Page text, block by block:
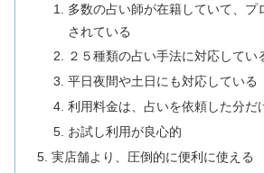
多数の占い師が在籍していて、プ
されている
２５種類の占い手法に対応してい
平日夜間や土日にも対応している
利用料金は、占いを依頼した分だ
お試し利用が良心的
実店舗より、圧倒的に便利に使える